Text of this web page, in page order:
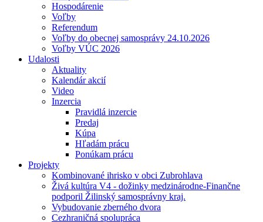
Hospodárenie
Voľby
Referendum
Voľby do obecnej samosprávy 24.10.2026
Voľby VÚC 2026
Udalosti
Aktuality
Kalendár akcií
Video
Inzercia
Pravidlá inzercie
Predaj
Kúpa
Hľadám prácu
Ponúkam prácu
Projekty
Kombinované ihrisko v obci Zubrohlava
Živá kultúra V4 - dožinky medzinárodne-Finančne
podporil Žilinský samosprávny kraj.
Vybudovanie zberného dvora
Cezhraničná spolupráca